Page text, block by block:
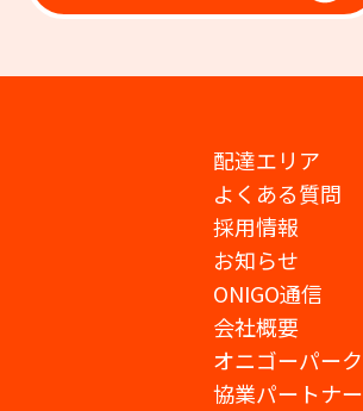
配達エリア
よくある質問
採用情報
お知らせ
ONIGO通信
会社概要
オニゴーパーク
協業パートナー